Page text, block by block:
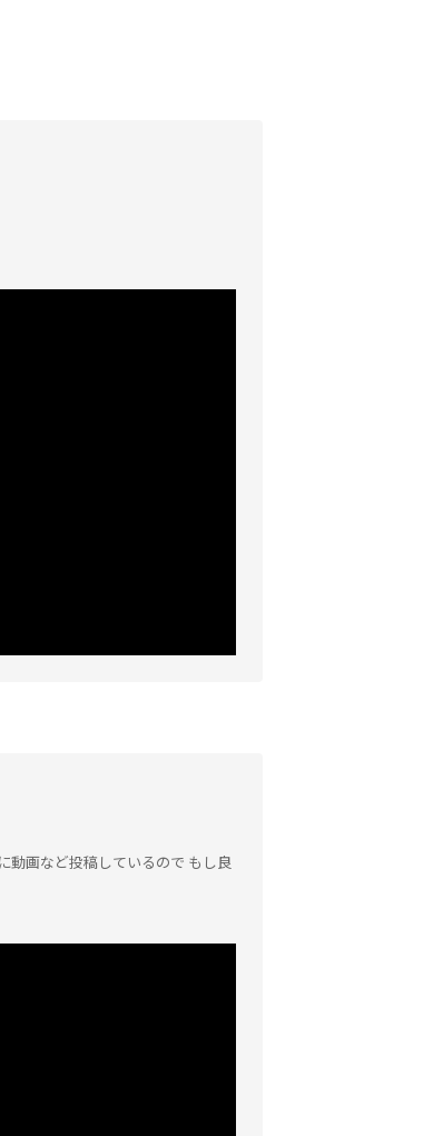
動画など投稿しているので もし良